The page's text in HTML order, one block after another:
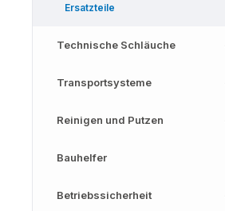
Ersatzteile
Technische Schläuche
Transportsysteme
Reinigen und Putzen
Bauhelfer
Betriebssicherheit